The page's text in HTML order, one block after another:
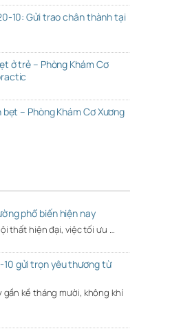
10: Gửi trao chân thành tại
ở trẻ – Phòng Khám Cơ
– Phòng Khám Cơ Xương
phổ biến hiện nay
thất hiện đại, việc tối ưu …
10 gửi trọn yêu thương từ
kề tháng mười, không khí